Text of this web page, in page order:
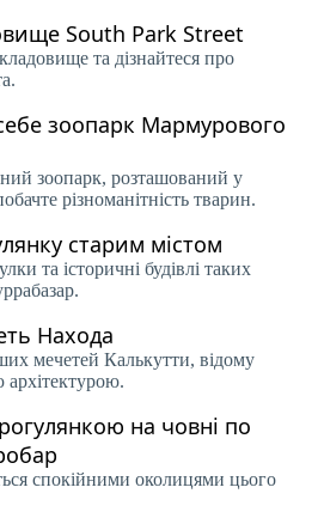
South Park Street
та дізнайтеся про
зоопарк Мармурового
зоопарк, розташований у
різноманітність тварин.
старим містом
та історичні будівлі таких
Находа
мечетей Калькутти, відому
на човні по
спокійними околицями цього